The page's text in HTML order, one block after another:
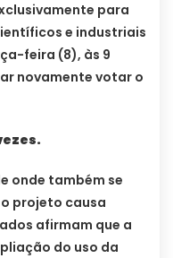
para
e industriais
feira (8), às 9
novamente votar o
onde também se
projeto causa
afirmam que a
do uso da